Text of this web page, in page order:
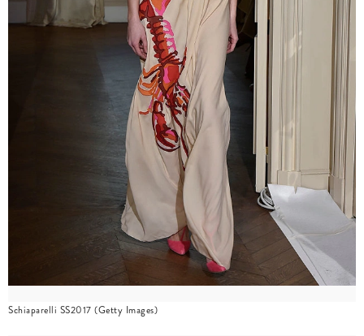
Schiaparelli SS2017 (Getty Images)